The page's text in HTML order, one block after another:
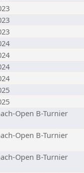
Open B-Turnier
Open B-Turnier
Open B-Turnier